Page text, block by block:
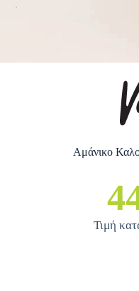
Αμάνικο
Τιμή